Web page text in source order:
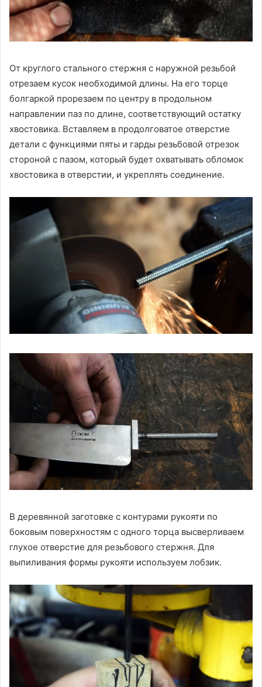
От круглого стального стержня с наружной резьбой
отрезаем кусок необходимой длины. На его торце
болгаркой прорезаем по центру в продольном
направлении паз по длине, соответствующий остатку
хвостовика. Вставляем в продолговатое отверстие
детали с функциями пяты и гарды резьбовой отрезок
стороной с пазом, который будет охватывать обломок
хвостовика в отверстии, и укреплять соединение.
В деревянной заготовке с контурами рукояти по
боковым поверхностям с одного торца высверливаем
глухое отверстие для резьбового стержня. Для
выпиливания формы рукояти используем лобзик.